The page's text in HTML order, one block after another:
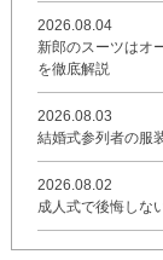
2026.08.04
新郎のスーツはオ
を徹底解説
2026.08.03
結婚式参列者の服
2026.08.02
成人式で後悔しな